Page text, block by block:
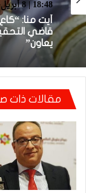
بطولة برو 1
18:48 | 8 أبريل، 2026
أيت منا:
يعاون”
22:23 | 6 أبريل، 2026
توالي
تعادل جديد
مقالات ذات